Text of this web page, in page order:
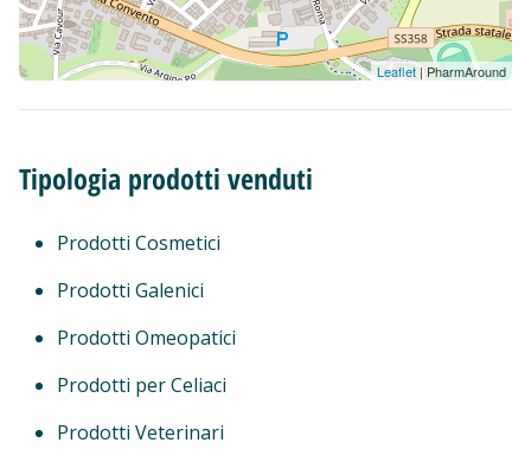
Leaflet| PharmAround
Tipologia prodotti venduti
Prodotti Cosmetici
Prodotti Galenici
Prodotti Omeopatici
Prodotti per Celiaci
Prodotti Veterinari